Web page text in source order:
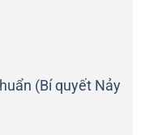
(Bí quyết Nảy